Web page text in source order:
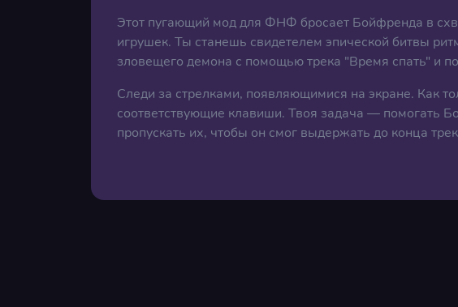
Этот пугающий мод для ФНФ бросает Бойфренда в
игрушек. Ты станешь свидетелем эпической битвы
зловещего демона с помощью трека "Время спать" и
Следи за стрелками, появляющимися на экране. Как
соответствующие клавиши. Твоя задача — помогать
пропускать их, чтобы он смог выдержать до конца